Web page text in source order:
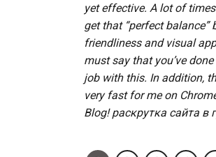
yet effective. A lot of
get that “perfect balance”
friendliness and visual
must say that you’ve
job with this. In addition,
very fast for me on
Blog!раскрутка сайта в